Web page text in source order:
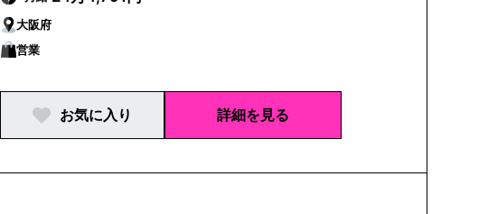
大阪府
営業
お気に入り 詳細を見る